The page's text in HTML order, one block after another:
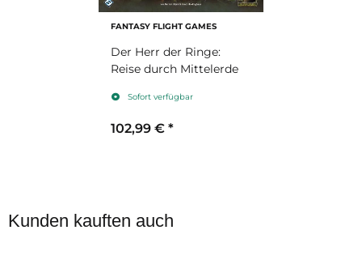
FANTASY FLIGHT GAMES
Der Herr der Ringe:
Reise durch Mittelerde
Sofort verfügbar
102,99 € *
Kunden kauften auch